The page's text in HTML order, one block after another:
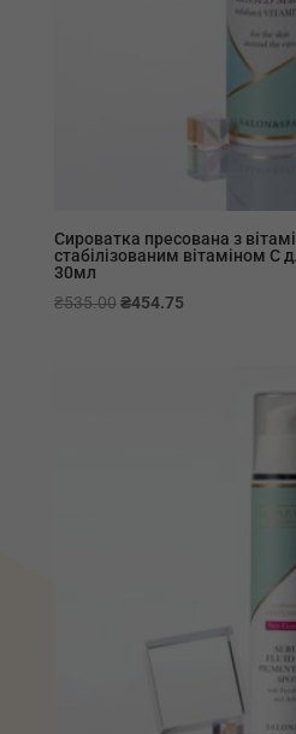
Сироватка пресована з
стабілізованим вітаміном С
30мл
₴535.00 Оригінальна
₴454.75Поточна